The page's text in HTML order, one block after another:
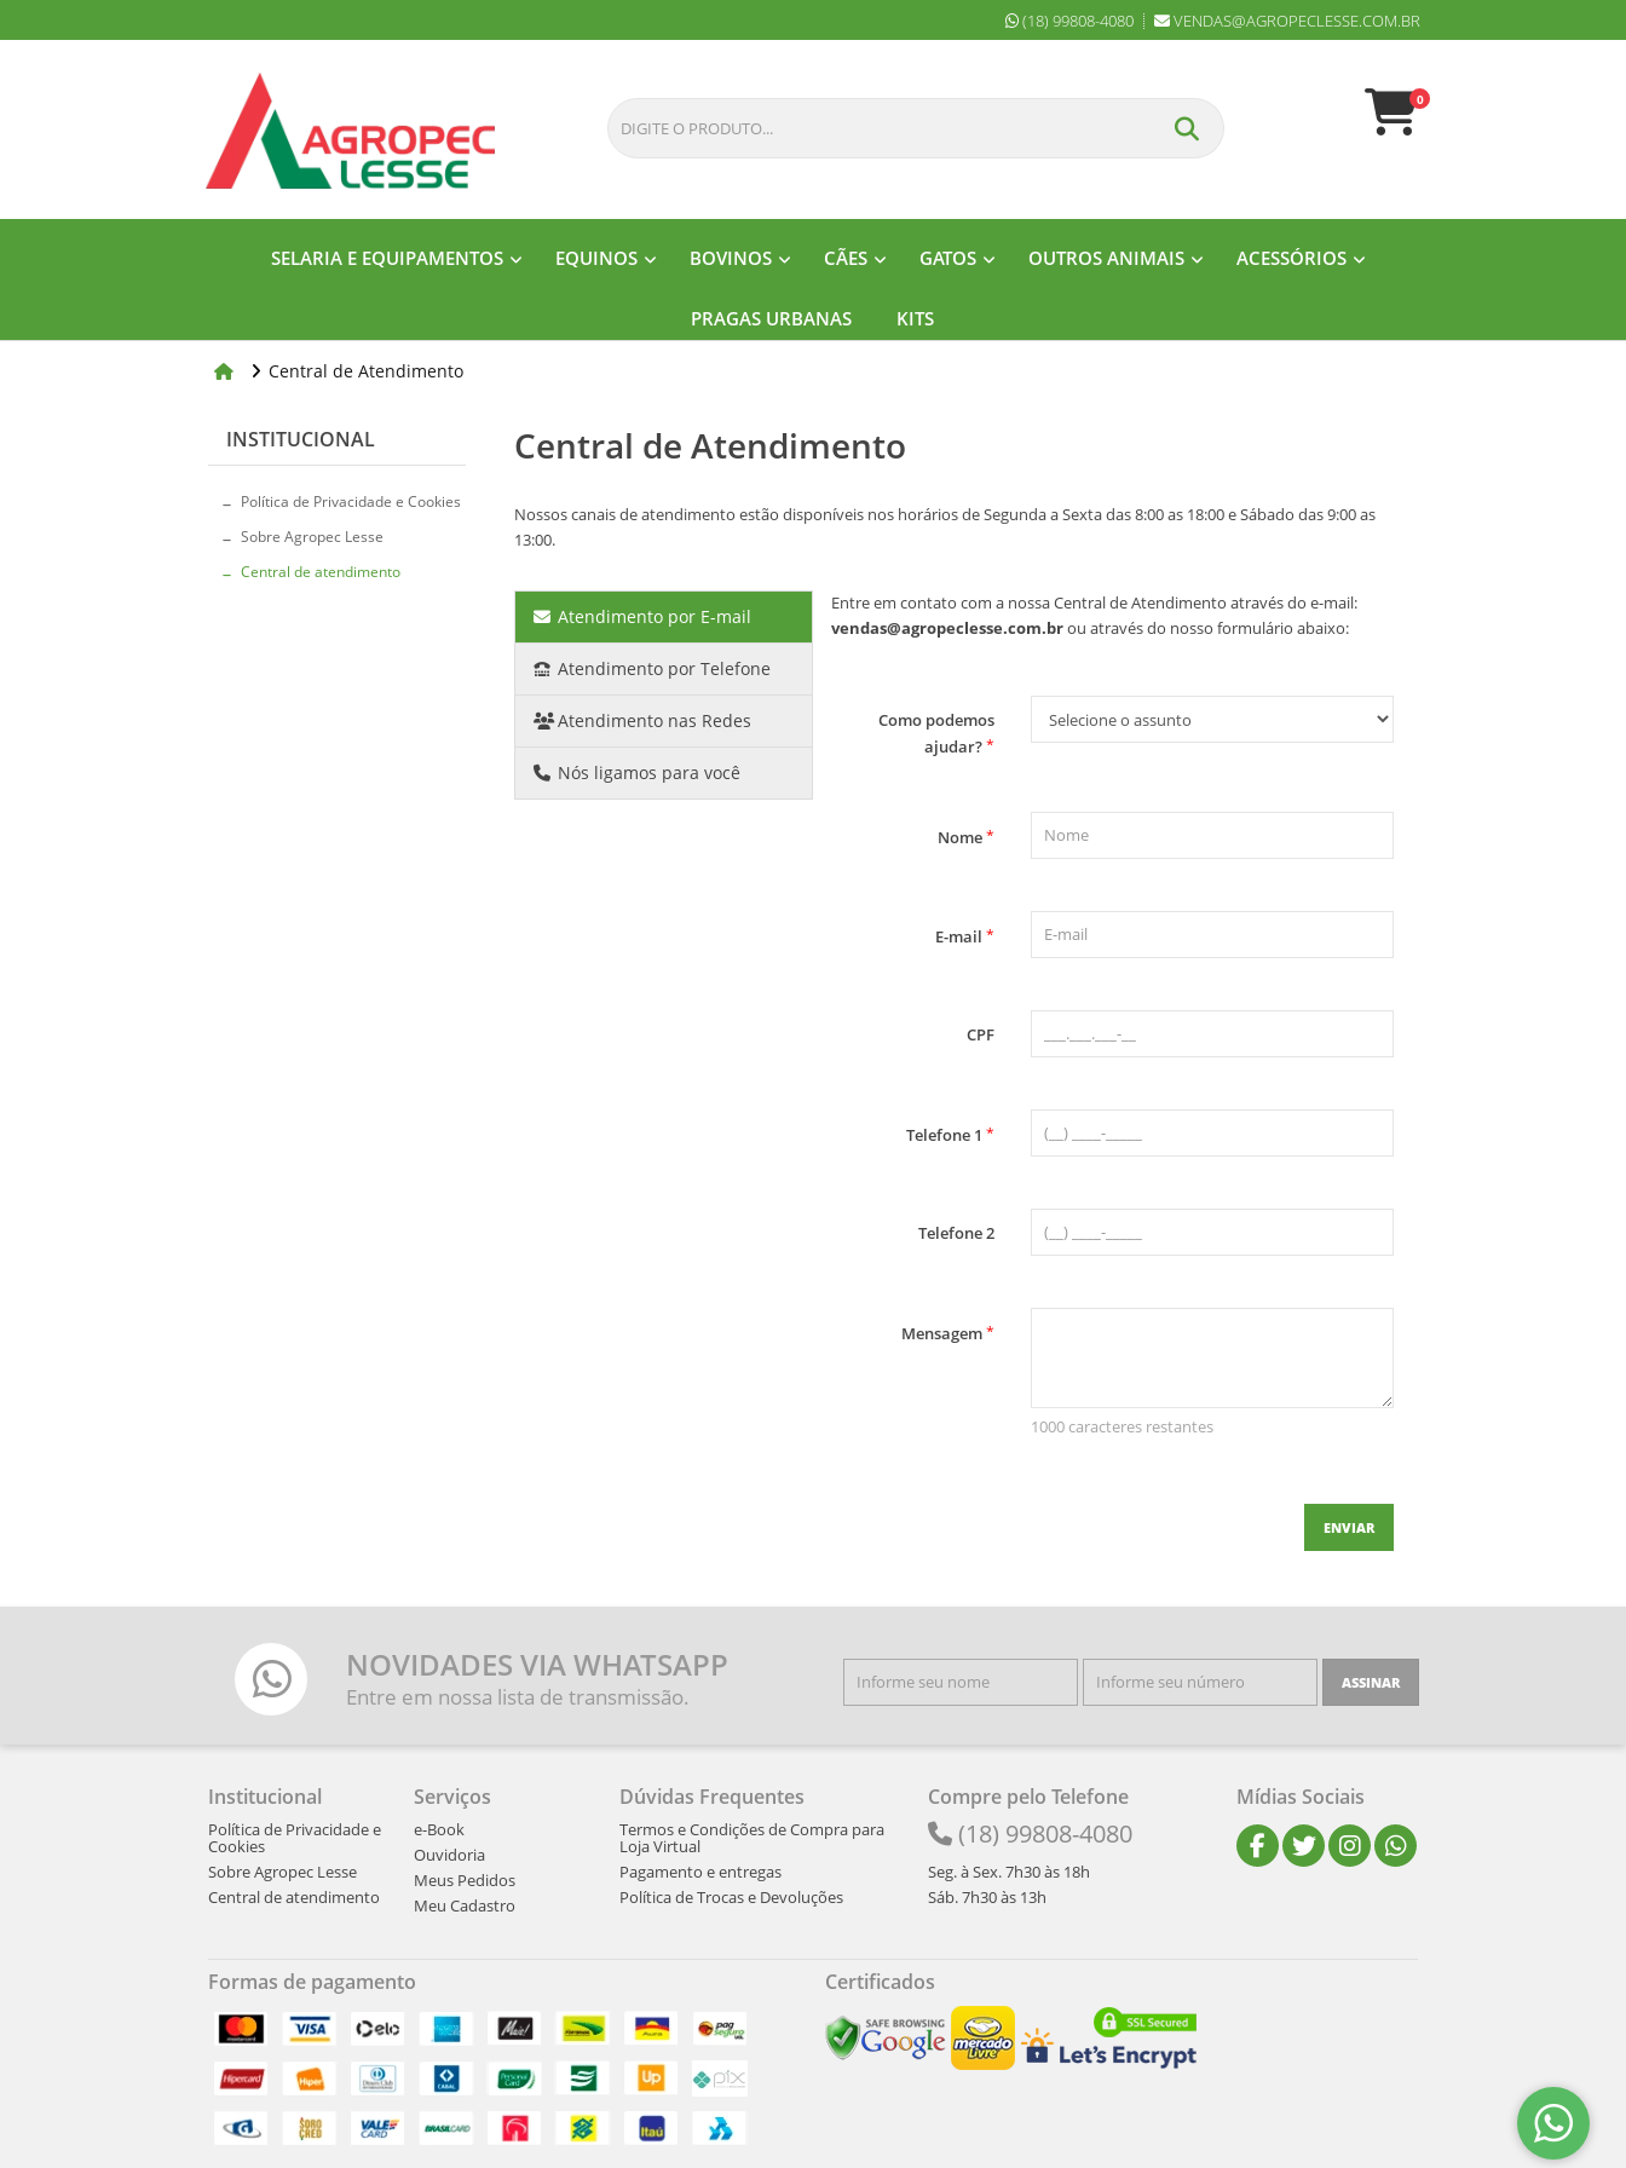
(18) 99808-4080 VENDAS@AGROPECLESSE.COM.BR
0
SELARIA E EQUIPAMENTOS EQUINOS BOVINOS CÃES GATOS OUTROS ANIMAIS ACESSÓRIOS
PRAGAS URBANAS KITS
Central de Atendimento
INSTITUCIONAL
Política de Privacidade e Cookies
Sobre Agropec Lesse
Central de atendimento
Central de Atendimento
Nossos canais de atendimento estão disponíveis nos horários de Segunda a Sexta das 8:00 as 18:00 e Sábado das 9:00 as
13:00.
Atendimento por E-mail
Atendimento por Telefone
Atendimento nas Redes
Nós ligamos para você
Entre em contato com a nossa Central de Atendimento através do e-mail:
vendas@agropeclesse.com.brou através do nosso formulário abaixo:
Como podemos
ajudar?*
Nome*
E-mail *
CPF
Telefone 1 *
Telefone 2
Mensagem*
1000 caracteres restantes
ENVIAR
NOVIDADES VIA WHATSAPP
Entre em nossa lista de transmissão.
ASSINAR
Institucional
Política de Privacidade e
Cookies
Sobre Agropec Lesse
Central de atendimento
Serviços
e-Book
Ouvidoria
Meus Pedidos
Meu Cadastro
Dúvidas Frequentes
Termos e Condições de Compra para
Loja Virtual
Pagamento e entregas
Política de Trocas e Devoluções
Compre pelo Telefone
(18) 99808-4080
Seg. à Sex. 7h30 às 18h
Sáb. 7h30 às 13h
Mídias Sociais
Formas de pagamento Certificados